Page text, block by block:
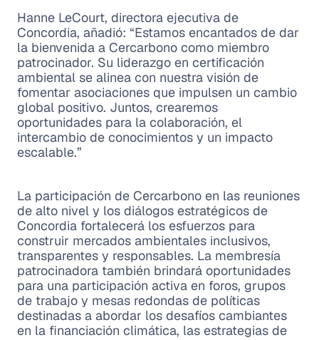
Hanne LeCourt, directora ejecutiva de
Concordia, añadió: “Estamos encantados de dar
la bienvenida a Cercarbono como miembro
patrocinador. Su liderazgo en certificación
ambiental se alinea con nuestra visión de
fomentar asociaciones que impulsen un cambio
global positivo. Juntos, crearemos
oportunidades para la colaboración, el
intercambio de conocimientos y un impacto
escalable.”
La participación de Cercarbono en las reuniones
de alto nivel y los diálogos estratégicos de
Concordia fortalecerá los esfuerzos para
construir mercados ambientales inclusivos,
transparentes y responsables. La membresía
patrocinadora también brindará oportunidades
para una participación activa en foros, grupos
de trabajo y mesas redondas de políticas
destinadas a abordar los desafíos cambiantes
en la financiación climática, las estrategias de